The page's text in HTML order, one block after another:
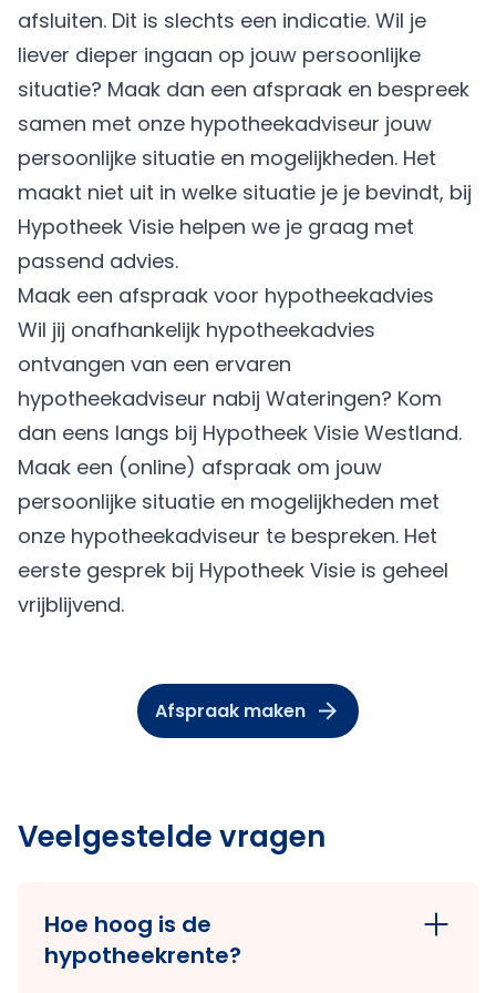
afsluiten. Dit is slechts een indicatie. Wil je
liever dieper ingaan op jouw persoonlijke
situatie? Maak dan een afspraak en bespreek
samen met onze hypotheekadviseur jouw
persoonlijke situatie en mogelijkheden. Het
maakt niet uit in welke situatie je je bevindt, bij
Hypotheek Visie helpen we je graag met
passend advies.
Maak een afspraak voor hypotheekadvies
Wil jij onafhankelijk hypotheekadvies
ontvangen van een ervaren
hypotheekadviseur nabij Wateringen? Kom
dan eens langs bij Hypotheek Visie Westland.
Maak een (online) afspraak om jouw
persoonlijke situatie en mogelijkheden met
onze hypotheekadviseur te bespreken. Het
eerste gesprek bij Hypotheek Visie is geheel
vrijblijvend.
Afspraak maken
Veelgestelde vragen
Hoe hoog is de
hypotheekrente?